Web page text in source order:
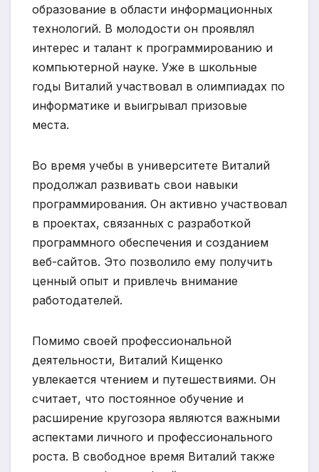
образование в области информационных
технологий. В молодости он проявлял
интерес и талант к программированию и
компьютерной науке. Уже в школьные
годы Виталий участвовал в олимпиадах по
информатике и выигрывал призовые
места.
Во время учебы в университете Виталий
продолжал развивать свои навыки
программирования. Он активно участвовал
в проектах, связанных с разработкой
программного обеспечения и созданием
веб-сайтов. Это позволило ему получить
ценный опыт и привлечь внимание
работодателей.
Помимо своей профессиональной
деятельности, Виталий Кищенко
увлекается чтением и путешествиями. Он
считает, что постоянное обучение и
расширение кругозора являются важными
аспектами личного и профессионального
роста. В свободное время Виталий также